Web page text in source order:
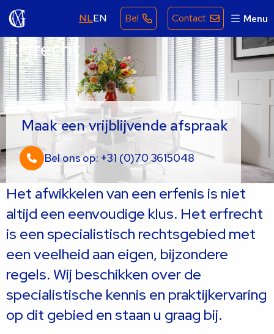
NLEN Bel Contact Menu
Erfrecht
Maak een vrijblijvende afspraak
Bel ons op: +31 (0)70 3615048
Het afwikkelen van een erfenis is niet
altijd een eenvoudige klus. Het erfrecht
is een specialistisch rechtsgebied met
een veelheid aan eigen, bijzondere
regels. Wij beschikken over de
specialistische kennis en praktijkervaring
op dit gebied en staan u graag bij.